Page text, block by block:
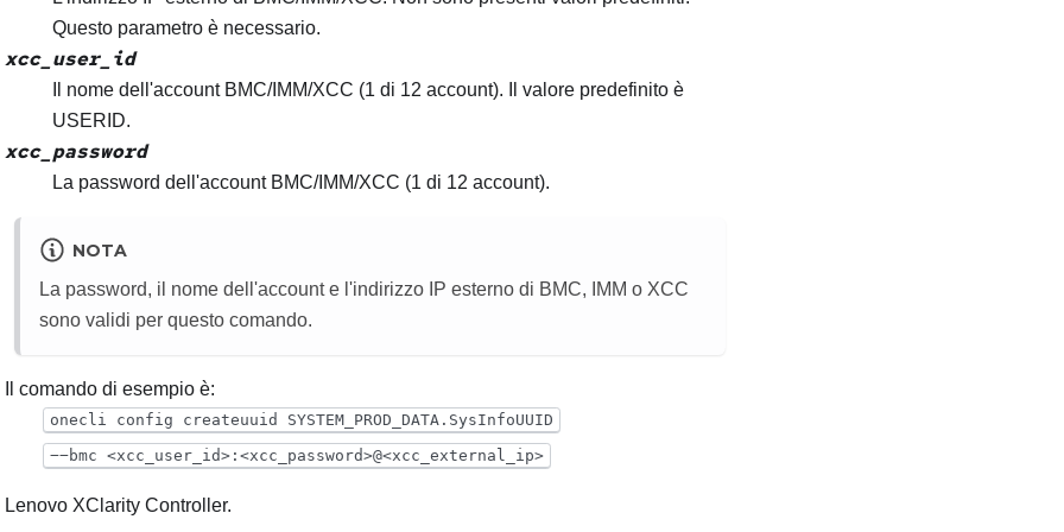
Questo parametro è necessario.
xcc_user_id
Il nome dell'account BMC/IMM/XCC (1 di 12 account). Il valore predefinito è
USERID.
xcc_password
La password dell'account BMC/IMM/XCC (1 di 12 account).
NOTA
La password, il nome dell'account e l'indirizzo IP esterno di BMC, IMM o XCC
sono validi per questo comando.
Il comando di esempio è:
onecli config createuuid SYSTEM_PROD_DATA.SysInfoUUID
−−bmc <xcc_user_id>:<xcc_password>@<xcc_external_ip>
Lenovo XClarity Controller.